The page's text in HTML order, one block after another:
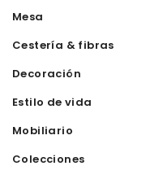
Mesa
Cestería & fibras
Decoración
Estilo de vida
Mobiliario
Colecciones